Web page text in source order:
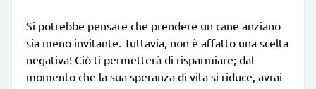
Si potrebbe pensare che prendere un cane anziano
sia meno invitante. Tuttavia, non è affatto una scelta
negativa! Ciò ti permetterà di risparmiare; dal
momento che la sua speranza di vita si riduce, avrai